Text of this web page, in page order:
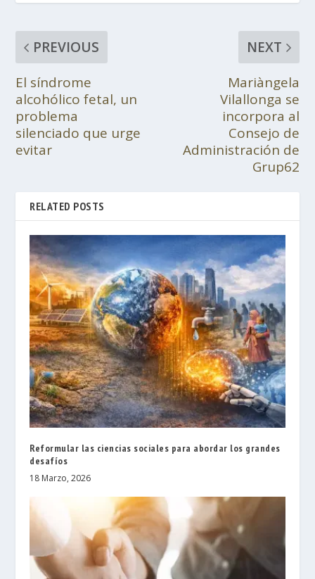
PREVIOUS
El síndrome
alcohólico fetal, un
problema
silenciado que urge
evitar
NEXT
Mariàngela
Vilallonga se
incorpora al
Consejo de
Administración de
Grup62
RELATED POSTS
Reformular las ciencias sociales para abordar los grandes
desafíos
18 Marzo, 2026